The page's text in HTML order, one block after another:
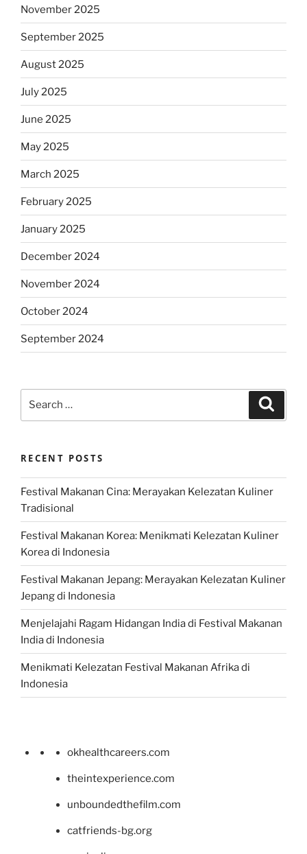
November 2025
September 2025
August 2025
July 2025
June 2025
May 2025
March 2025
February 2025
January 2025
December 2024
November 2024
October 2024
September 2024
RECENT POSTS
Festival Makanan Cina: Merayakan Kelezatan Kuliner
Tradisional
Festival Makanan Korea: Menikmati Kelezatan Kuliner
Korea di Indonesia
Festival Makanan Jepang: Merayakan Kelezatan Kuliner
Jepang di Indonesia
Menjelajahi Ragam Hidangan India di Festival Makanan
India di Indonesia
Menikmati Kelezatan Festival Makanan Afrika di
Indonesia
okhealthcareers.com
theintexperience.com
unboundedthefilm.com
catfriends-bg.org